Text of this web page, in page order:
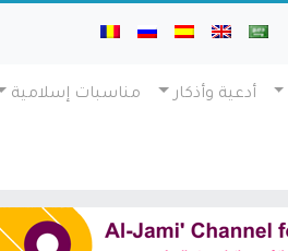
أدعية وأذكار مناسبات إسلامية